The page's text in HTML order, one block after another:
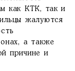
как КТК, так и
жалуются
а также
причине и